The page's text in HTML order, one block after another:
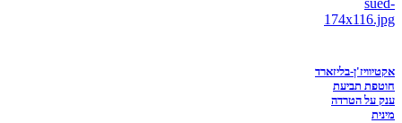
אקטיוויז'ן-בליזארד
חוטפת תביעת
ענק על הטרדה
מינית